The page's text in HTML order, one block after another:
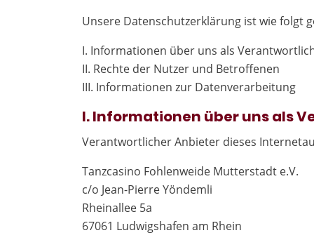
Unsere Datenschutzerklärung ist wie folgt
I. Informationen über uns als
II. Rechte der Nutzer und Betroffenen
III. Informationen zur Datenverarbeitung
I. Informationen über uns als
Verantwortlicher Anbieter dieses
Tanzcasino Fohlenweide Mutterstadt e.V.
c/o Jean-Pierre Yöndemli
Rheinallee 5a
67061 Ludwigshafen am Rhein